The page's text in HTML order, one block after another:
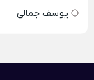
یوسف جمالی